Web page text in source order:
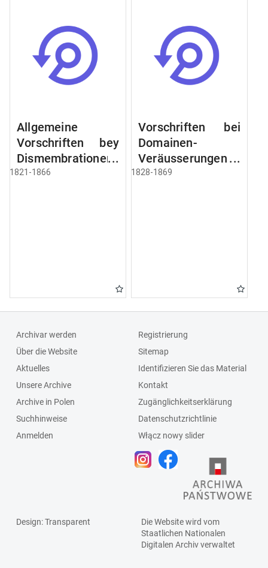
Allgemeine
Vorschriften bey
Dismembrationen
Domainen-
1821-1866
Vorschriften bei
Domainen-
Veräusserungen
und
1828-1869
Archivar werden
Über die Website
Aktuelles
Unsere Archive
Archive in Polen
Suchhinweise
Anmelden
Registrierung
Sitemap
Identifizieren Sie das Material
Kontakt
Zugänglichkeitserklärung
Datenschutzrichtlinie
Włącz nowy slider
Design: Transparent
Die Website wird vom
Staatlichen Nationalen
Digitalen Archivverwaltet